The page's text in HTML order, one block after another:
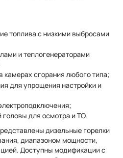
топлива с низкими выбросами
и теплогенераторами
камерах сгорания любого типа;
для упрощения настройки и
головы для осмотра и ТО.
дизельные горелки
диапазоном мощности,
Доступны модификации с